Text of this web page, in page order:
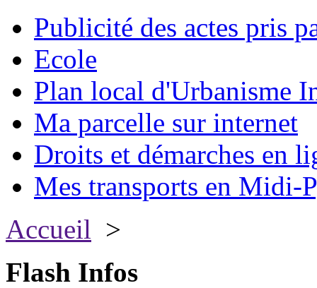
Publicité des actes pris
Ecole
Plan local d'Urbanisme
Ma parcelle sur internet
Droits et démarches en
Mes transports en Midi-
Accueil >
Flash Infos